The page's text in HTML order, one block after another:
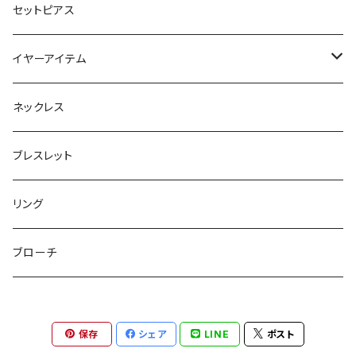
マルチショルダー
マチ付きポーチ
フラットポーチ
スマートキーポーチ
チャーム / カラビナ
ウォレット / 財布
トートバッグ
パスケース
ミラー
ハンドタオル
静電気軽減ヘアブレスレット
ポニーフック
テールクラッチ
シュシュット
キープスタイラー
ヘアピン
ヘアクリップ
セットピアス
イヤーアイテム
ステンレスピアス
ピアス
イヤリング
セットピアス
イヤーカフ
ネックレス
ブレスレット
リング
ブローチ
保存 シェア LINE ポスト